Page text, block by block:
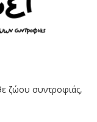
ζώου συντροφιάς,